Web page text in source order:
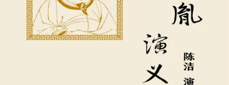
女裝 男裝 化妝保養